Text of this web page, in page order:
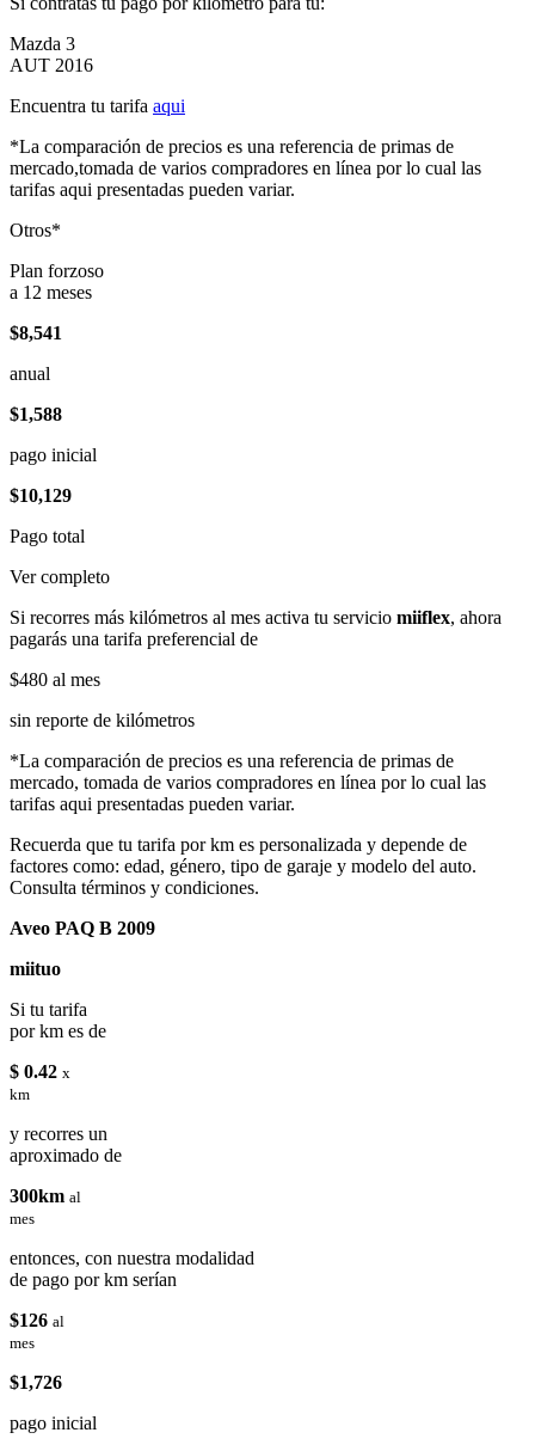
Mazda 3
AUT 2016
Encuentra tu tarifa aqui
*La comparación de precios es una referencia de primas de
mercado,tomada de varios compradores en línea por lo cual las
tarifas aqui presentadas pueden variar.
Otros*
Plan forzoso
a 12 meses
$8,541
anual
$1,588
pago inicial
$10,129
Pago total
Ver completo
Si recorres más kilómetros al mes activa tu servicio miiflex, ahora
pagarás una tarifa preferencial de
$480 al mes
sin reporte de kilómetros
*La comparación de precios es una referencia de primas de
mercado, tomada de varios compradores en línea por lo cual las
tarifas aqui presentadas pueden variar.
Recuerda que tu tarifa por km es personalizada y depende de
factores como: edad, género, tipo de garaje y modelo del auto.
Consulta términos y condiciones.
Aveo PAQ B 2009
miituo
Si tu tarifa
por km es de
$ 0.42 x
km
y recorres un
aproximado de
300km al
mes
entonces, con nuestra modalidad
de pago por km serían
$126 al
mes
$1,726
pago inicial